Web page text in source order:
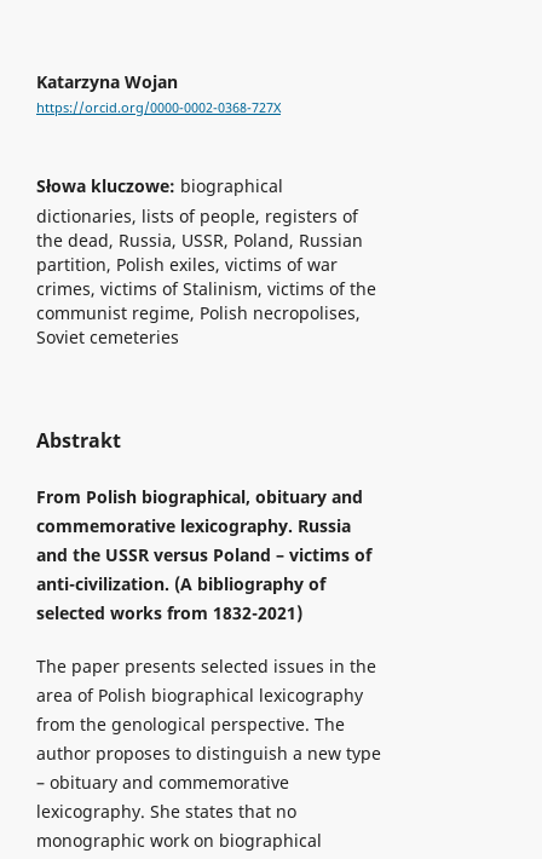
Katarzyna Wojan
https://orcid.org/0000-0002-0368-727X
Słowa kluczowe: biographical
dictionaries, lists of people, registers of
the dead, Russia, USSR, Poland, Russian
partition, Polish exiles, victims of war
crimes, victims of Stalinism, victims of the
communist regime, Polish necropolises,
Soviet cemeteries
Abstrakt
From Polish biographical, obituary and
commemorative lexicography. Russia
and the USSR versus Poland – victims of
anti-civilization. (A bibliography of
selected works from 1832-2021)
The paper presents selected issues in the
area of Polish biographical lexicography
from the genological perspective. The
author proposes to distinguish a new type
– obituary and commemorative
lexicography. She states that no
monographic work on biographical